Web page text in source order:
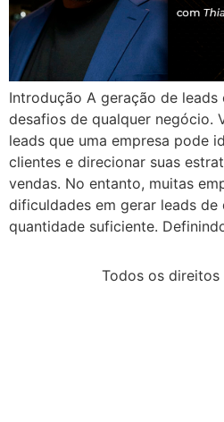
Introdução A geração de
desafios de qualquer negócio.
leads que uma empresa pode
clientes e direcionar suas
vendas. No entanto, muitas
dificuldades em gerar leads de
quantidade suficiente.
Todos os direitos